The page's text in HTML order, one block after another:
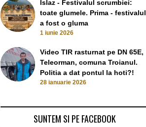
Islaz - Festivalul scrumbiei:
toate glumele. Prima - festivalul
a fost o gluma
1 iunie 2026
Video TIR rasturnat pe DN 65E,
Teleorman, comuna Troianul.
Politia a dat pontul la hoti?!
28 ianuarie 2026
SUNTEM SI PE FACEBOOK